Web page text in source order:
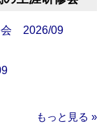
会 2026/09
もっと見る »